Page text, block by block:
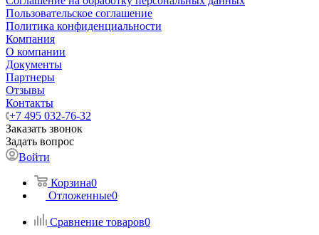
Пользовательское соглашение
Политика конфиденциальности
Компания
О компании
Документы
Партнеры
Отзывы
Контакты
+7 495 032-76-32
Заказать звонок
Задать вопрос
Войти
Корзина0
Отложенные0
Сравнение товаров0